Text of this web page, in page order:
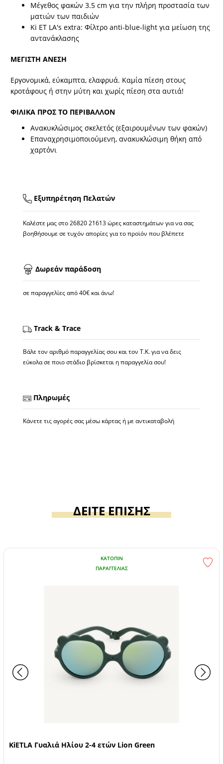
Μέγεθος φακών 3.5 cm για την πλήρη προστασία των
ματιών των παιδιών
Ki ET LA's extra: Φίλτρο anti-blue-light για μείωση της
αντανάκλασης
ΜΕΓΙΣΤΗ ΑΝΕΣΗ
Εργονομικά, εύκαμπτα, ελαφρυά. Καμία πίεση στους
κροτάφους ή στην μύτη και χωρίς πίεση στα αυτιά!
ΦΙΛΙΚΑ ΠΡΟΣ ΤΟ ΠΕΡΙΒΑΛΛΟΝ
Ανακυκλώσιμος σκελετός (εξαιρουμένων των φακών)
Επαναχρησιμοποιούμενη, ανακυκλώσιμη θήκη από
χαρτόνι
Εξυπηρέτηση Πελατών
Καλέστε μας στο26820 21613ώρες καταστημάτων για να σας
βοηθήσουμε σε τυχόν απορίες για το προϊόν που βλέπετε
Δωρεάν παράδοση
σε παραγγελίες από 40€ και άνω!
Track & Trace
Βάλε τον αριθμό παραγγελίας σου και τον Τ.Κ. για να δεις
εύκολα σε ποιο στάδιο βρίσκεται η παραγγελία σου!
Πληρωμές
Κάνετε τις αγορές σας μέσω κάρτας ή με αντικαταβολή
ΔΕΙΤΕ ΕΠΙΣΗΣ
ΚΑΤΌΠΙΝ
ΠΑΡΑΓΓΕΛΊΑΣ
KiETLA Γυαλιά Ηλίου 2-4 ετών Lion Green